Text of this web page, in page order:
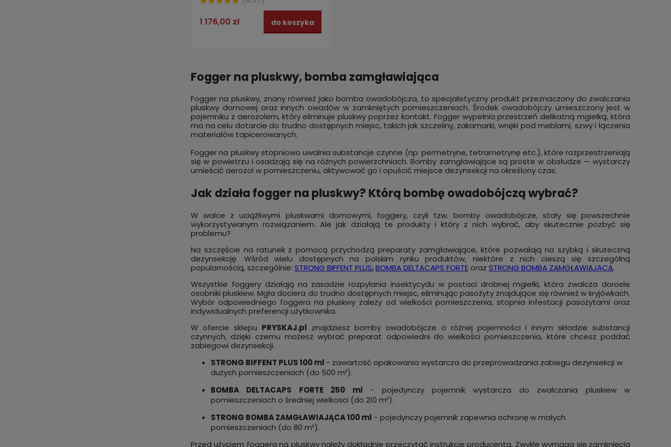
1 176,00 zł do koszyka
Fogger na pluskwy, bomba zamgławiająca
Fogger na pluskwy, znany również jako bomba owadobójcza, to specjalistyczny produkt przeznaczony do zwalczania
pluskwy domowej oraz innych owadów w zamkniętych pomieszczeniach. Środek owadobójczy umieszczony jest w
pojemniku z aerozolem, który eliminuje pluskwy poprzez kontakt. Fogger wypełnia przestrzeń delikatną mgiełką, która
ma na celu dotarcie do trudno dostępnych miejsc, takich jak szczeliny, zakamarki, wnęki pod meblami, szwy i łączenia
materiałów tapicerowanych.
Fogger na pluskwy stopniowo uwalnia substancje czynne (np. permetryne, tetrametrynę etc.), które rozprzestrzeniają
się w powietrzu i osadzają się na różnych powierzchniach. Bomby zamgławiające są proste w obsłudze — wystarczy
umieścić aerozol w pomieszczeniu, aktywować go i opuścić miejsce dezynsekcji na określony czas.
Jak działa fogger na pluskwy? Którą bombę owadobójczą wybrać?
W walce z uciążliwymi pluskwami domowymi, foggery, czyli tzw. bomby owadobójcze, stały się powszechnie
wykorzystywanym rozwiązaniem. Ale jak działają te produkty i który z nich wybrać, aby skutecznie pozbyć się
problemu?
Na szczęście na ratunek z pomocą przychodzą preparaty zamgławiające, które pozwalają na szybką i skuteczną
dezynsekcję. Wśród wielu dostępnych na polskim rynku produktów, niektóre z nich cieszą się szczególną
popularnością, szczególnie: STRONG BIFFENT PLUS,BOMBA DELTACAPS FORTEoraz STRONG BOMBA ZAMGŁAWIAJĄCA.
Wszystkie foggery działają na zasadzie rozpylania insektycydu w postaci drobnej mgiełki, która zwalcza dorosłe
osobniki pluskiew. Mgła dociera do trudno dostępnych miejsc, eliminując pasożyty znajdujące się również w kryjówkach.
Wybór odpowiedniego foggera na pluskwy zależy od wielkości pomieszczenia, stopnia infestacji pasożytami oraz
indywidualnych preferencji użytkownika.
W ofercie sklepu PRYSKAJ.pl znajdziesz bomby owadobójcze o różnej pojemności i innym składzie substancji
czynnych, dzięki czemu możesz wybrać preparat odpowiedni do wielkości pomieszczenia, które chcesz poddać
zabiegowi dezynsekcji.
STRONG BIFFENT PLUS 100 ml - zawartość opakowania wystarcza do przeprowadzania zabiegu dezynsekcji w
dużych pomieszczeniach (do 500 m³).
BOMBA DELTACAPS FORTE 250 ml - pojedynczy pojemnik wystarcza do zwalczania pluskiew w
pomieszczeniach o średniej wielkosci (do 210 m³).
STRONG BOMBA ZAMGŁAWIAJĄCA 100 ml - pojedynczy pojemnik zapewnia ochronę w małych
pomieszczeniach (do 80 m³).
Przed użyciem foggera na pluskwy należy dokładnie przeczytać instrukcje producenta. Zwykle wymaga się zamknięcia